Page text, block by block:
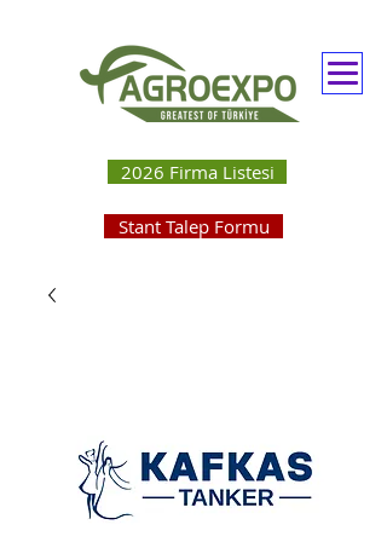
2026 Firma Listesi
Stant Talep Formu